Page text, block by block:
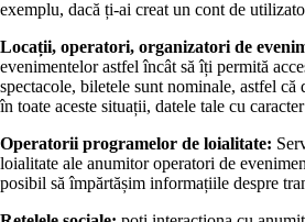
exemplu, dacă ți-ai creat un cont de
Locații, operatori, organizatori de
evenimentelor astfel încât să îți permită
spectacole, biletele sunt nominale, astfel
în toate aceste situații, datele tale cu
Operatorii programelor de loialitate:
loialitate ale anumitor operatori de
posibil să împărtășim informațiile despre